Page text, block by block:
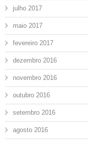
julho 2017
maio 2017
fevereiro 2017
dezembro 2016
novembro 2016
outubro 2016
setembro 2016
agosto 2016